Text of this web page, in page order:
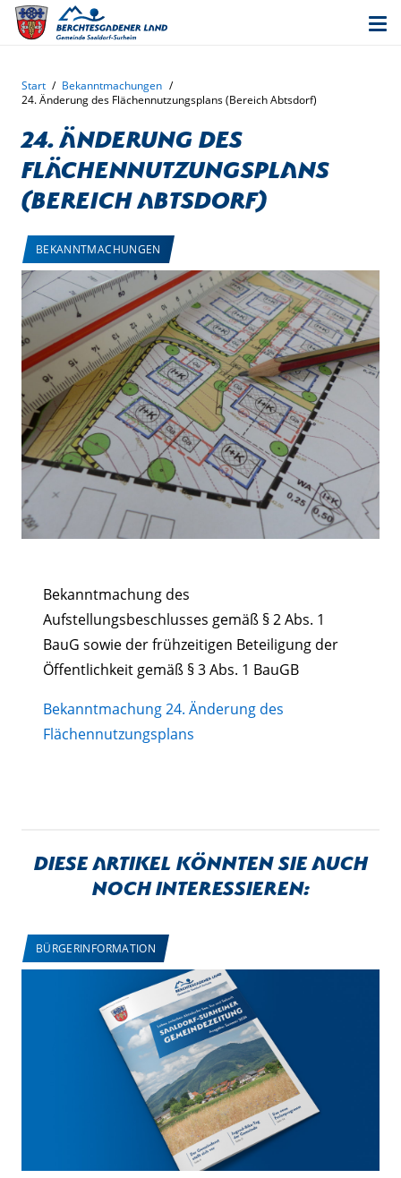
Start / Bekanntmachungen /
24. Änderung des Flächennutzungsplans (Bereich Abtsdorf)
24. Änderung des
Flächennutzungsplans
(Bereich Abtsdorf)
Bekanntmachung des
Aufstellungsbeschlusses gemäß § 2 Abs. 1
BauG sowie der frühzeitigen Beteiligung der
Öffentlichkeit gemäß § 3 Abs. 1 BauGB
Bekanntmachung 24. Änderung des
Flächennutzungsplans
BEKANNTMACHUNGEN
Diese Artikel könnten sie auch
noch interessieren:
BÜRGERINFORMATION